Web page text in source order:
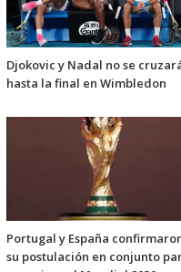
Djokovic y Nadal no se
hasta la final en Wimbledon
Portugal y España
su postulación en conjunto